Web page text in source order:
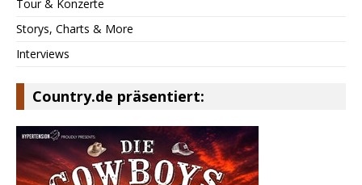
Tour & Konzerte
Storys, Charts & More
Interviews
Country.de präsentiert: